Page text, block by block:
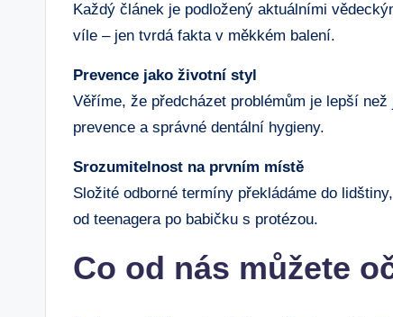
Každý článek je podložený aktuálními
víle – jen tvrdá fakta v měkkém balení.
Prevence jako životní styl
Věříme, že předcházet problémům je lepší
prevence a správné dentální hygieny.
Srozumitelnost na prvním místě
Složité odborné termíny překládáme do
od teenagera po babičku s protézou.
Co od nás můžete